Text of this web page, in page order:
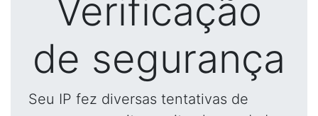
Verificação
de segurança
Seu IP fez diversas tentativas de